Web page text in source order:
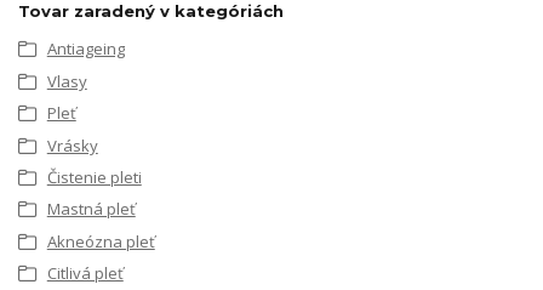
Tovar zaradený v kategóriách
Antiageing
Vlasy
Pleť
Vrásky
Čistenie pleti
Mastná pleť
Akneózna pleť
Citlivá pleť